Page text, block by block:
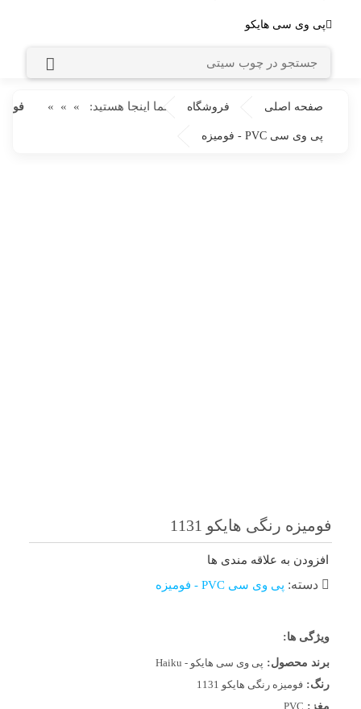
پی وی سی هایکو
شما اینجا هستید: صفحه اصلی » فروشگاه »
پی وی سی PVC - فومیزه
»
فومیزه رنگی هایکو 1131
افزودن به علاقه مندی ها
دسته: پی وی سی PVC - فومیزه
ویژگی ها:
برند محصول: پی وی سی هایکو - Haiku
رنگ: فومیزه رنگی هایکو 1131
مغز: PVC